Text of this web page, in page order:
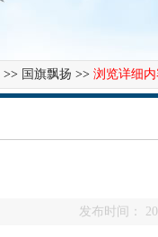
>> 国旗飘扬 >> 浏览详细
发布时间：